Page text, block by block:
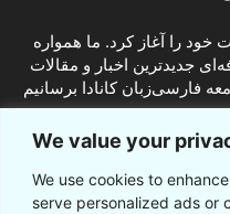
We value your
We use cookies to
serve personalized ads or
ابتدای سال ۲۰۱۶ فعالیت خود را آغاز کرد. ما همواره
جدیدترین اخبار و مقالات
کنید